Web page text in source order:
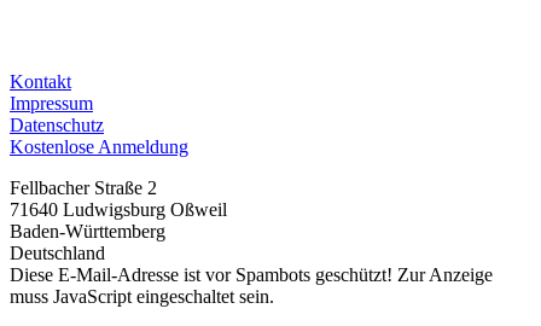
Kontakt
Impressum
Datenschutz
Kostenlose Anmeldung
Fellbacher Straße 2
71640 Ludwigsburg Oßweil
Baden-Württemberg
Deutschland
Diese E-Mail-Adresse ist vor Spambots geschützt! Zur Anzeige
muss JavaScript eingeschaltet sein.